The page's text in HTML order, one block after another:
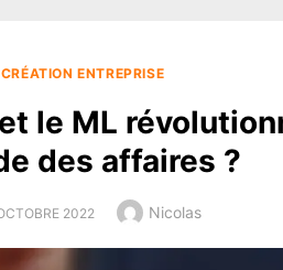
CRÉATION ENTREPRISE
le ML
des affaires ?
2022 Author
Nicolas